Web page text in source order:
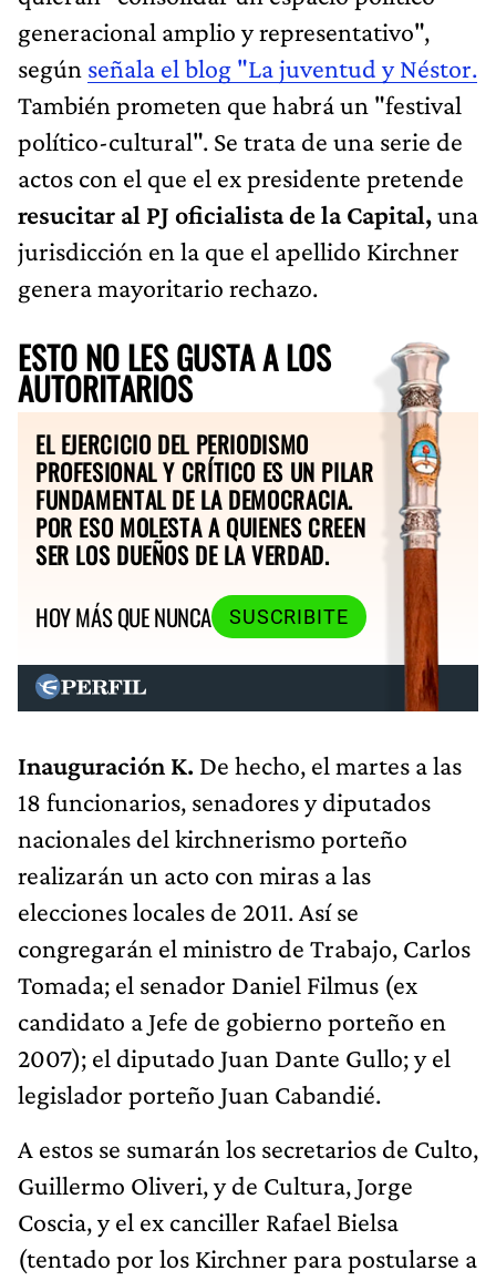
generacional amplio y representativo",
según señala el blog "La juventud y Néstor.
También prometen que habrá un "festival
político-cultural". Se trata de una serie de
actos con el que el ex presidente pretende
resucitar al PJ oficialista de la Capital,una
jurisdicción en la que el apellido Kirchner
genera mayoritario rechazo.
ESTO NO LES GUSTA A LOS
AUTORITARIOS
EL EJERCICIO DEL PERIODISMO
PROFESIONAL Y CRÍTICO ES UN PILAR
FUNDAMENTAL DE LA DEMOCRACIA.
POR ESO MOLESTA A QUIENES CREEN
SER LOS DUEÑOS DE LA VERDAD.
HOY MÁS QUE NUNCA
SUSCRIBITE
Inauguración K. De hecho, el martes a las
18 funcionarios, senadores y diputados
nacionales del kirchnerismo porteño
realizarán un acto con miras a las
elecciones locales de 2011. Así se
congregarán el ministro de Trabajo, Carlos
Tomada; el senador Daniel Filmus (ex
candidato a Jefe de gobierno porteño en
2007); el diputado Juan Dante Gullo; y el
legislador porteño Juan Cabandié.
A estos se sumarán los secretarios de Culto,
Guillermo Oliveri, y de Cultura, Jorge
Coscia, y el ex canciller Rafael Bielsa
(tentado por los Kirchner para postularse a